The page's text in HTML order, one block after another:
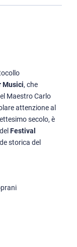
Musici, che
Maestro Carlo
attenzione al
secolo, è
Festival
storica del